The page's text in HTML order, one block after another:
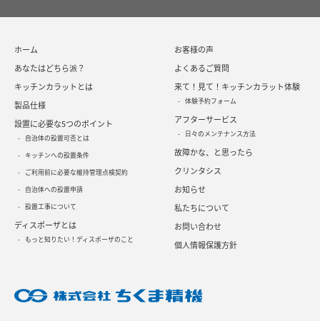
ホーム
あなたはどちら派？
キッチンカラットとは
製品仕様
設置に必要な5つのポイント
自治体の設置可否とは
キッチンへの設置条件
ご利用前に必要な維持管理点検契約
自治体への設置申請
設置工事について
ディスポーザとは
もっと知りたい！ディスポーザのこと
お客様の声
よくあるご質問
来て！見て！キッチンカラット体験
体験予約フォーム
アフターサービス
日々のメンテナンス方法
故障かな、と思ったら
クリンタシス
お知らせ
私たちについて
お問い合わせ
個人情報保護方針